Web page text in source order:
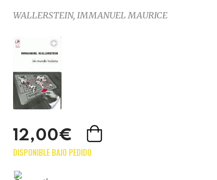
WALLERSTEIN, IMMANUEL MAURICE
12,00€